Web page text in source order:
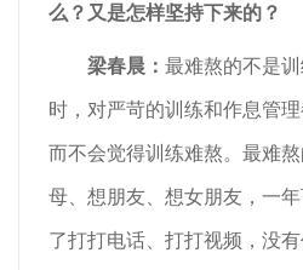
么？又是怎样坚持下来的？
梁春晨 ： 最难熬的不是
时，对严苛的训练和作息管
而不会觉得训练难熬。最难
母、想朋友、想女朋友，一
了打打电话、打打视频，没